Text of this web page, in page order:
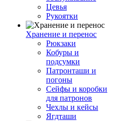
Цевья
Рукоятки
Хранение и перенос
Рюкзаки
Кобуры и
подсумки
Патронташи и
погоны
Сейфы и коробки
для патронов
Чехлы и кейсы
Ягдташи